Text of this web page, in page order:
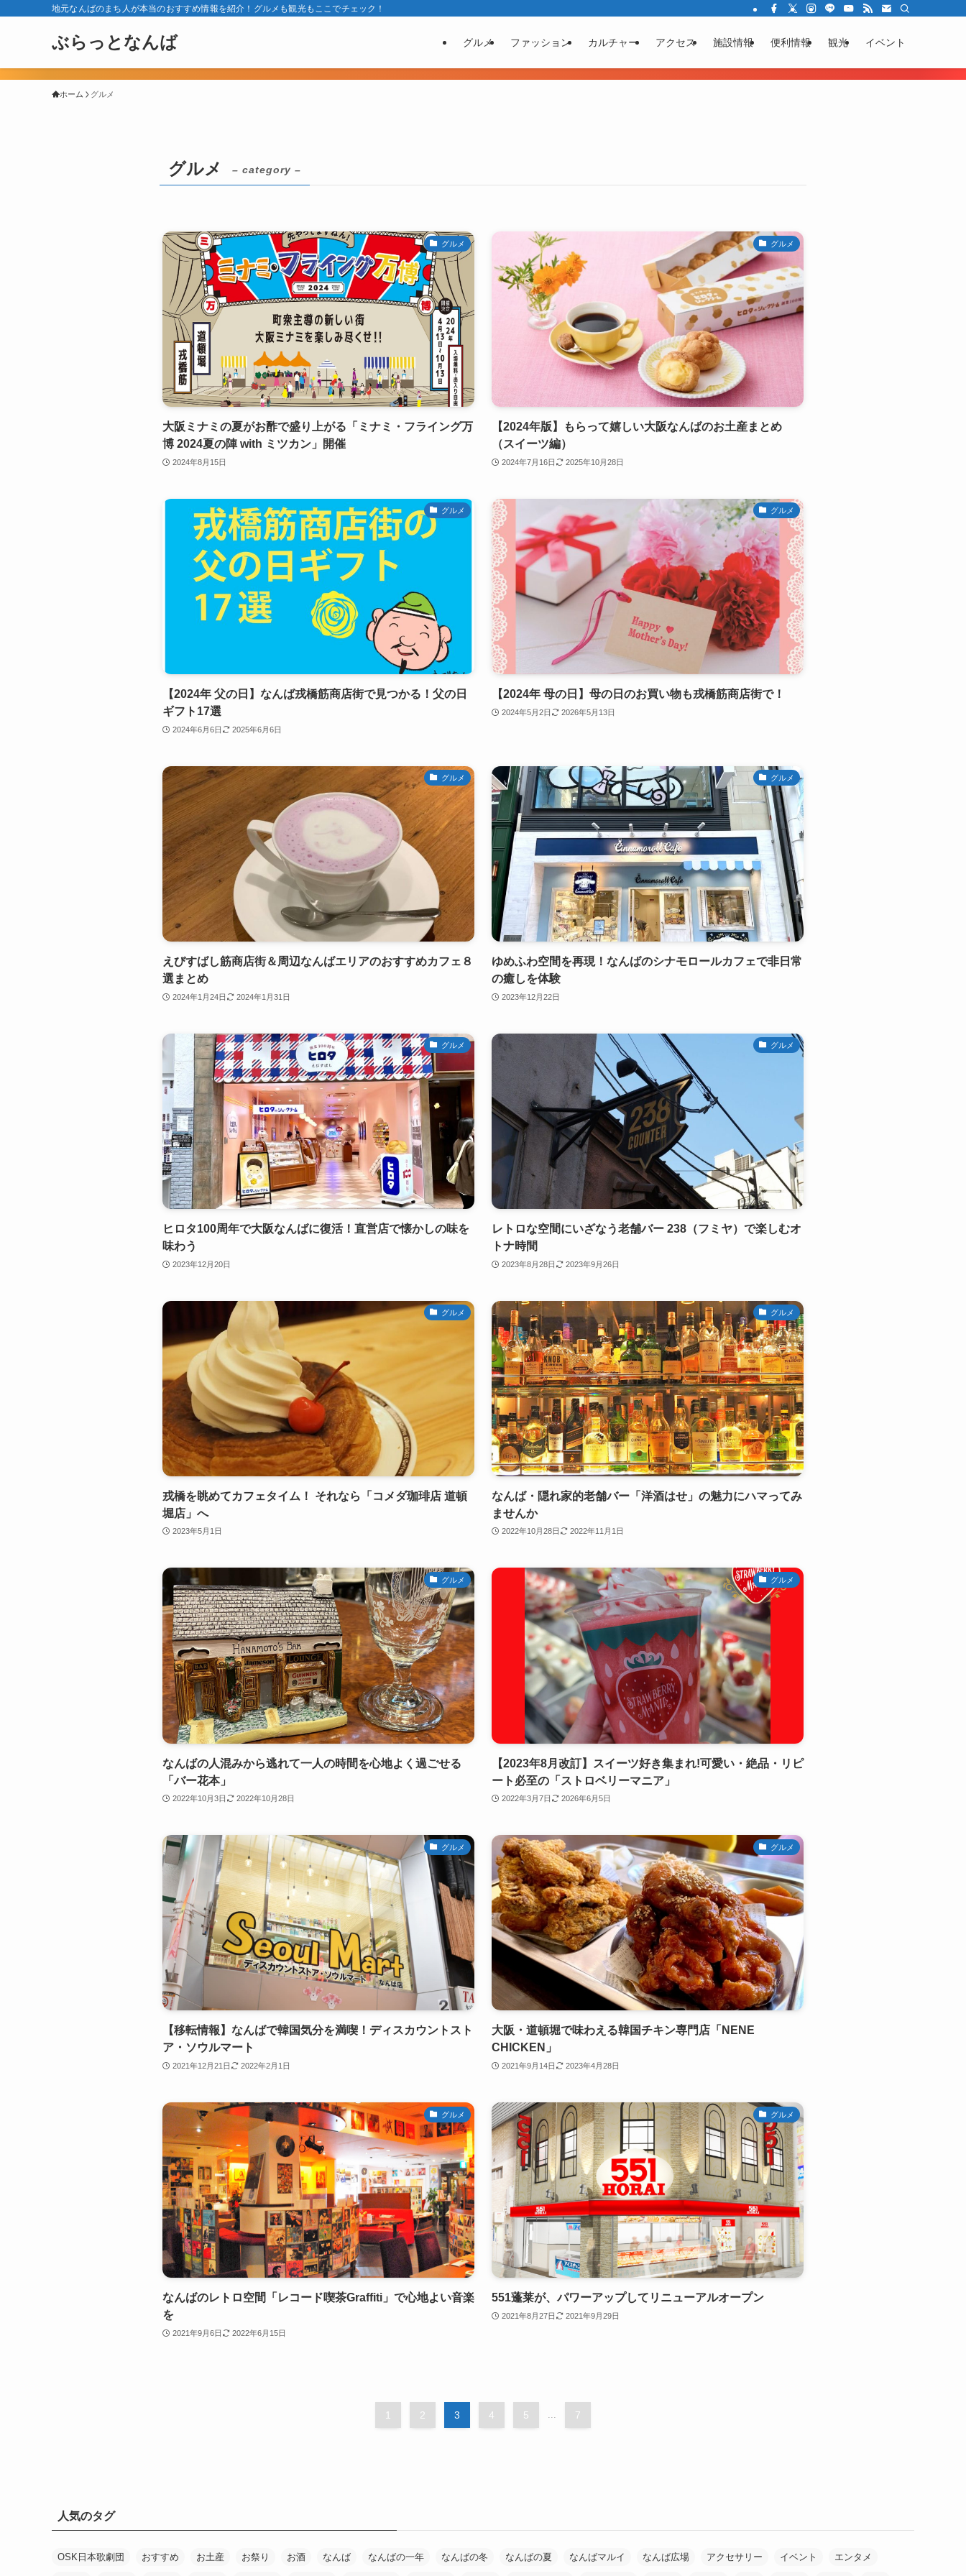
地元なんばのまち人が本当のおすすめ情報を紹介！グルメも観光もここでチェック！
ぶらっとなんば グルメ ファッション カルチャー アクセス 施設情報 便利情報 観光 イベント
ホーム グルメ
グルメ – category –
グルメ
大阪ミナミの夏がお酢で盛り上がる「ミナミ・フライング万
博 2024夏の陣 with ミツカン」開催
2024年8月15日
グルメ
【2024年版】もらって嬉しい大阪なんばのお土産まとめ
（スイーツ編）
2024年7月16日 2025年10月28日
グルメ
【2024年 父の日】なんば戎橋筋商店街で見つかる！父の日
ギフト17選
2024年6月6日 2025年6月6日
グルメ
【2024年 母の日】母の日のお買い物も戎橋筋商店街で！
2024年5月2日 2026年5月13日
グルメ
えびすばし筋商店街＆周辺なんばエリアのおすすめカフェ８
選まとめ
2024年1月24日 2024年1月31日
グルメ
ゆめふわ空間を再現！なんばのシナモロールカフェで非日常
の癒しを体験
2023年12月22日
グルメ
ヒロタ100周年で大阪なんばに復活！直営店で懐かしの味を
味わう
2023年12月20日
グルメ
レトロな空間にいざなう老舗バー 238（フミヤ）で楽しむオ
トナ時間
2023年8月28日 2023年9月26日
グルメ
戎橋を眺めてカフェタイム！ それなら「コメダ珈琲店 道頓
堀店」へ
2023年5月1日
グルメ
なんば・隠れ家的老舗バー「洋酒はせ」の魅力にハマってみ
ませんか
2022年10月28日 2022年11月1日
グルメ
なんばの人混みから逃れて一人の時間を心地よく過ごせる
「バー花本」
2022年10月3日 2022年10月28日
グルメ
【2023年8月改訂】スイーツ好き集まれ!可愛い・絶品・リピ
ート必至の「ストロベリーマニア」
2022年3月7日 2026年6月5日
グルメ
【移転情報】なんばで韓国気分を満喫！ディスカウントスト
ア・ソウルマート
2021年12月21日 2022年2月1日
グルメ
大阪・道頓堀で味わえる韓国チキン専門店「NENE
CHICKEN」
2021年9月14日 2023年4月28日
グルメ
なんばのレトロ空間「レコード喫茶Graffiti」で心地よい音楽
を
2021年9月6日 2022年6月15日
グルメ
551蓬莱が、パワーアップしてリニューアルオープン
2021年8月27日 2021年9月29日
1 2 3 4 5 ... 7
人気のタグ
OSK日本歌劇団 おすすめ お土産 お祭り お酒 なんば なんばの一年 なんばの冬 なんばの夏 なんばマルイ なんば広場 アクセサリー イベント エンタメ